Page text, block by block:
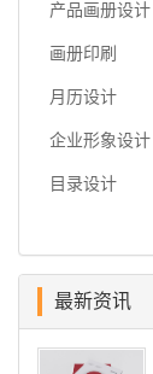
产品画册设计
画册印刷
月历设计
企业形象设计
目录设计
最新资讯